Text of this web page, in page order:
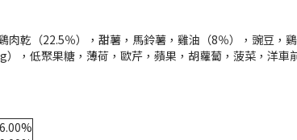
肉乾（22.5％），甜薯，馬鈴薯，雞油（8％），豌豆
，低聚果糖，薄荷，歐芹，蘋果，胡蘿蔔，菠菜，洋車